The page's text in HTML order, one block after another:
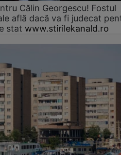
Călin Georgescu! Fostul
află dacă va fi judecat
stat www.stirilekanald.ro